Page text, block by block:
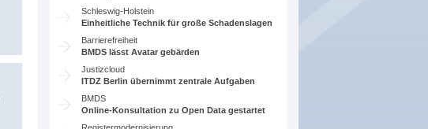
Schleswig-Holstein
Einheitliche Technik für große Schadenslagen
Barrierefreiheit
BMDS lässt Avatar gebärden
Justizcloud
ITDZ Berlin übernimmt zentrale Aufgaben
BMDS
Online-Konsultation zu Open Data gestartet